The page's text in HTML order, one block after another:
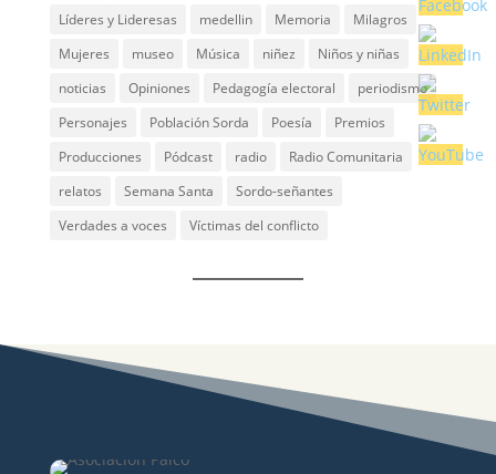
Líderes y Lideresas
medellin Memoria
Milagros
Mujeres
museo Música niñez
Niños y niñas
noticias
Opiniones Pedagogía electoral
periodismo
Personajes
Población Sorda Poesía
Premios
Producciones
Pódcast radio
Radio Comunitaria
relatos
Semana Santa
Sordo-señantes
Verdades a voces
Víctimas del conflicto